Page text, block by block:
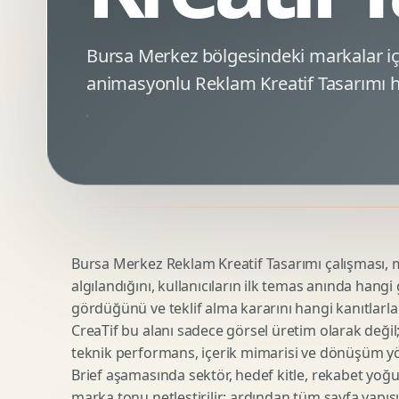
Minimal Logo Tasarimi
Amblem Tasarimi
Logo Revizyonu
Tipografik Logo Tasarimi
Startup Logo Tasarimi
Google Ads Reklam Tasarimi
Kampanya Stratejisi
Performans Reklam Kreatifleri
SEO Denetimi
E Ticaret SEO
Urun Gorsellestirme
3D Reklam Gorseli
Cgi Kampanya Gorseli
Motion 3D
3D Karakter Tasarimi
Bursa Merkez bölgesindeki markalar
animasyonlu Reklam Kreatif Tasarımı
Bursa Merkez Reklam Kreatif Tasarımı
algılandığını, kullanıcıların ilk temas anında
gördüğünü ve teklif alma kararını hangi
CreaTif bu alanı sadece görsel üretim olarak
teknik performans, içerik mimarisi ve dönüşüm
Brief aşamasında sektör, hedef kitle, rekabet